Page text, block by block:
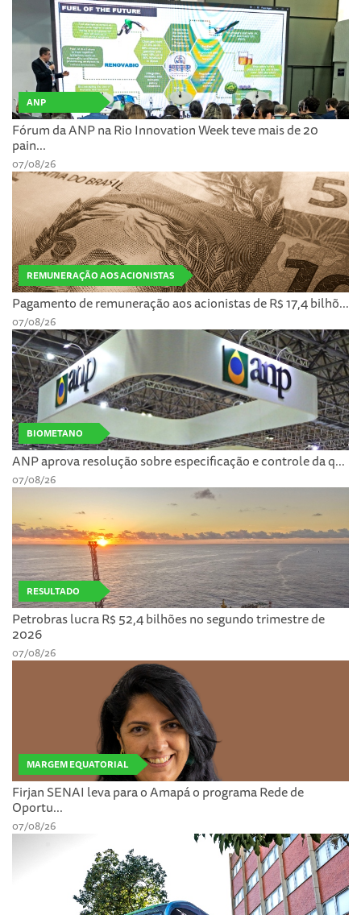
ANP
Fórum da ANP na Rio Innovation Week teve mais de 20
pain...
07/08/26
REMUNERAÇÃO AOS ACIONISTAS
Pagamento de remuneração aos acionistas de R$ 17,4 bilhõ...
07/08/26
BIOMETANO
ANP aprova resolução sobre especificação e controle da q...
07/08/26
RESULTADO
Petrobras lucra R$ 52,4 bilhões no segundo trimestre de
2026
07/08/26
MARGEM EQUATORIAL
Firjan SENAI leva para o Amapá o programa Rede de
Oportu...
07/08/26